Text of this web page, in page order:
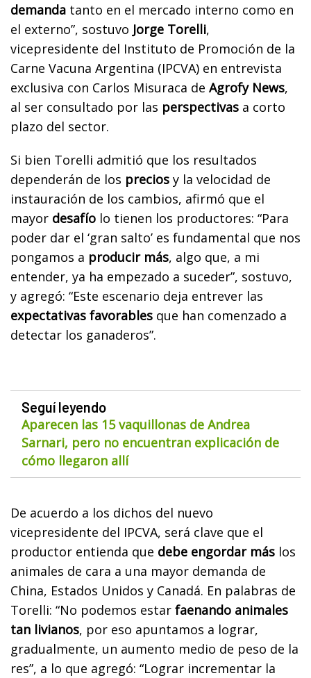
demanda tanto en el mercado interno como en
el externo”, sostuvo Jorge Torelli,
vicepresidente del Instituto de Promoción de la
Carne Vacuna Argentina (IPCVA) en entrevista
exclusiva con Carlos Misuraca de Agrofy News,
al ser consultado por las perspectivas a corto
plazo del sector.
Si bien Torelli admitió que los resultados
dependerán de los precios y la velocidad de
instauración de los cambios, afirmó que el
mayor desafío lo tienen los productores: “Para
poder dar el ‘gran salto’ es fundamental que nos
pongamos a producir más, algo que, a mi
entender, ya ha empezado a suceder”, sostuvo,
y agregó: “Este escenario deja entrever las
expectativas favorables que han comenzado a
detectar los ganaderos”.
Seguí leyendo
Aparecen las 15 vaquillonas de Andrea
Sarnari, pero no encuentran explicación de
cómo llegaron allí
De acuerdo a los dichos del nuevo
vicepresidente del IPCVA, será clave que el
productor entienda que debe engordar más los
animales de cara a una mayor demanda de
China, Estados Unidos y Canadá. En palabras de
Torelli: “No podemos estar faenando animales
tan livianos, por eso apuntamos a lograr,
gradualmente, un aumento medio de peso de la
res”, a lo que agregó: “Lograr incrementar la